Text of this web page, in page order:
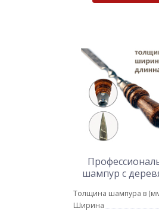
шампур с
мм - 60 см
Толщина шампура в
Ширина